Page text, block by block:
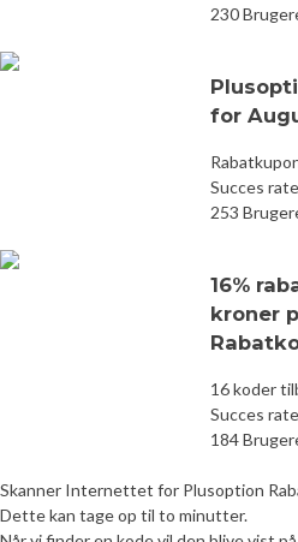
230
for
Succes
253
16%
kroner
16 koder
Succes
184
Skanner Internettet for Plusoption
Dette kan tage op til to minutter.